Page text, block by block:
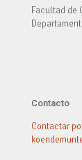
Facultad de
Contacto
Contactar